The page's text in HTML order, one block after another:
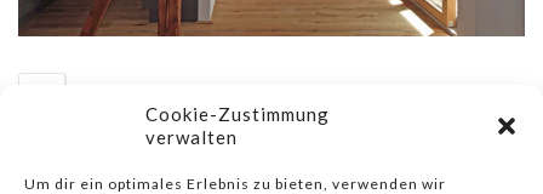
Cookie-Zustimmung
verwalten
Um dir ein optimales Erlebnis zu bieten, verwenden wir